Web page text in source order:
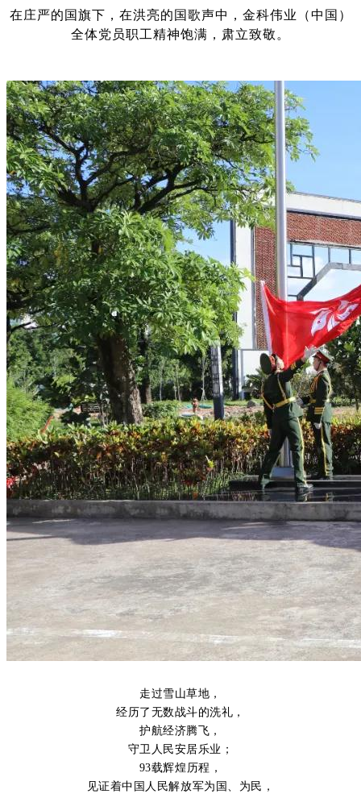
在庄严的国旗下，在洪亮的国歌声中，金科伟业（中国）
全体党员职工精神饱满，肃立致敬。
走过雪山草地，
经历了无数战斗的洗礼，
护航经济腾飞，
守卫人民安居乐业；
93载辉煌历程，
见证着中国人民解放军为国、为民，